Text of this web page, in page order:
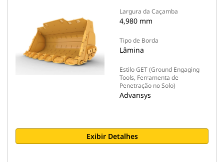
Largura da Caçamba
4,980 mm
Tipo de Borda
Lâmina
Estilo GET (Ground Engaging
Tools, Ferramenta de
Penetração no Solo)
Advansys
Exibir Detalhes